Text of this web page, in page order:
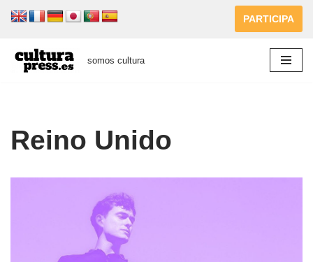
al
contenido
PARTICIPA
somos cultura
Reino Unido